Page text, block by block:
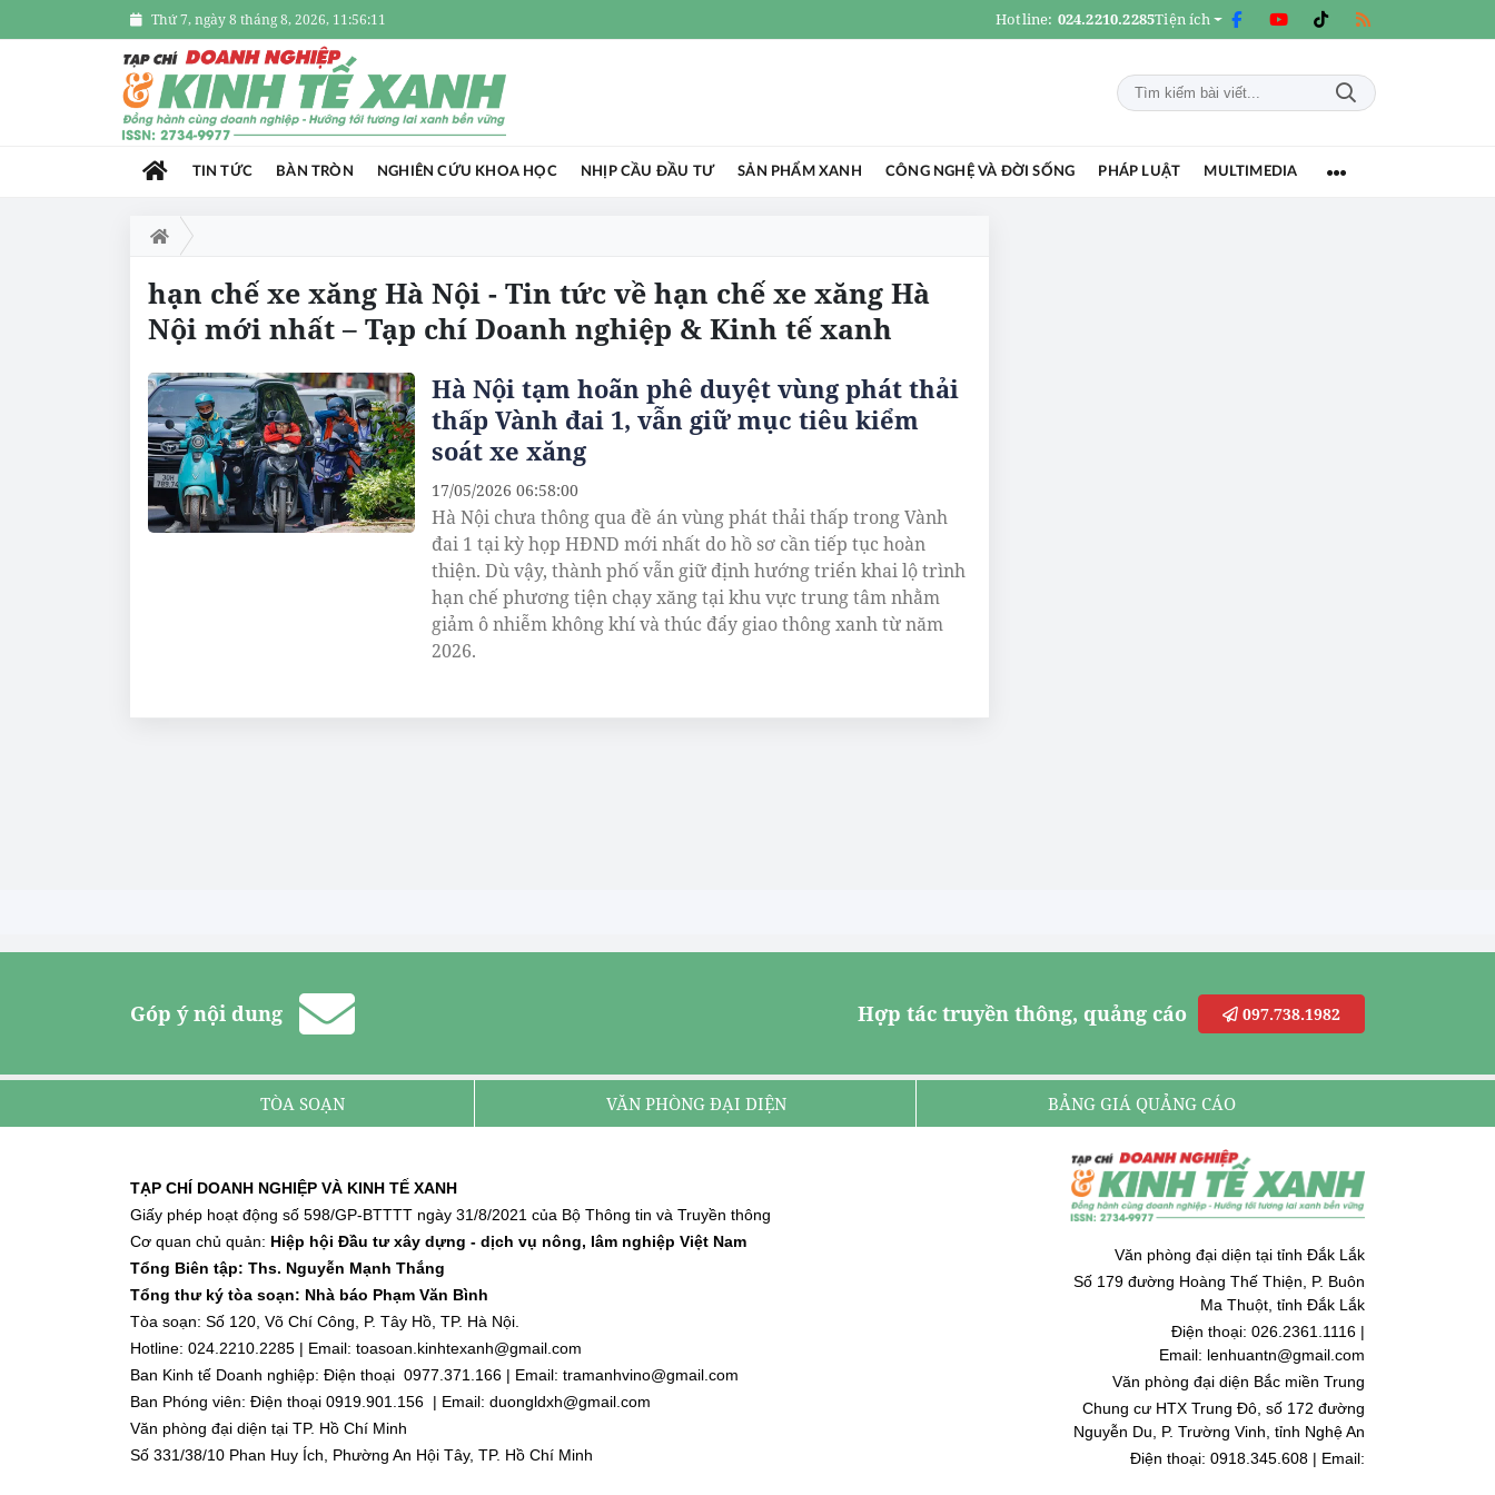
Thứ 7, ngày 8 tháng 8, 2026, 11:56:11 Hotline: 024.2210.2285Tiện ích
TIN TỨC BÀN TRÒN NGHIÊN CỨU KHOA HỌC NHỊP CẦU ĐẦU TƯ SẢN PHẨM XANH CÔNG NGHỆ VÀ ĐỜI SỐNG PHÁP LUẬT MULTIMEDIA
hạn chế xe xăng Hà Nội - Tin tức về hạn chế xe xăng Hà
Nội mới nhất – Tạp chí Doanh nghiệp & Kinh tế xanh
Hà Nội tạm hoãn phê duyệt vùng phát thải
thấp Vành đai 1, vẫn giữ mục tiêu kiểm
soát xe xăng
Hà Nội chưa thông qua đề án vùng phát thải thấp trong Vành
đai 1 tại kỳ họp HĐND mới nhất do hồ sơ cần tiếp tục hoàn
thiện. Dù vậy, thành phố vẫn giữ định hướng triển khai lộ trình
hạn chế phương tiện chạy xăng tại khu vực trung tâm nhằm
giảm ô nhiễm không khí và thúc đẩy giao thông xanh từ năm
2026.
17/05/2026 06:58:00
Góp ý nội dung Hợp tác truyền thông, quảng cáo 097.738.1982
TÒA SOẠN VĂN PHÒNG ĐẠI DIỆN BẢNG GIÁ QUẢNG CÁO
TẠP CHÍ DOANH NGHIỆP VÀ KINH TẾ XANH
Giấy phép hoạt động số 598/GP-BTTTT ngày 31/8/2021 của Bộ Thông tin và Truyền thông
Cơ quan chủ quản: Hiệp hội Đầu tư xây dựng - dịch vụ nông, lâm nghiệp Việt Nam
Tổng Biên tập: Ths. Nguyễn Mạnh Thắng
Tổng thư ký tòa soạn: Nhà báo Phạm Văn Bình
Tòa soạn: Số 120, Võ Chí Công, P. Tây Hồ, TP. Hà Nội.
Hotline: 024.2210.2285 | Email: toasoan.kinhtexanh@gmail.com
Ban Kinh tế Doanh nghiệp: Điện thoại 0977.371.166 | Email: tramanhvino@gmail.com
Ban Phóng viên: Điện thoại 0919.901.156 | Email: duongldxh@gmail.com
Văn phòng đại diện tại TP. Hồ Chí Minh
Số 331/38/10 Phan Huy Ích, Phường An Hội Tây, TP. Hồ Chí Minh
Văn phòng đại diện tại tỉnh Đắk Lắk
Số 179 đường Hoàng Thế Thiện, P. Buôn
Ma Thuột, tỉnh Đắk Lắk
Điện thoại: 026.2361.1116 |
Email: lenhuantn@gmail.com
Văn phòng đại diện Bắc miền Trung
Chung cư HTX Trung Đô, số 172 đường
Nguyễn Du, P. Trường Vinh, tỉnh Nghệ An
Điện thoại: 0918.345.608 | Email: